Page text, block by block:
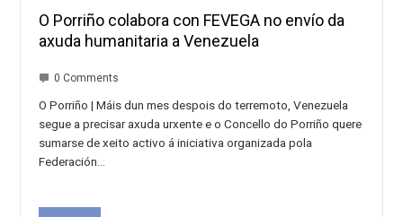
O Porriño colabora con FEVEGA no envío da
axuda humanitaria a Venezuela
0 Comments
O Porriño | Máis dun mes despois do terremoto, Venezuela
segue a precisar axuda urxente e o Concello do Porriño quere
sumarse de xeito activo á iniciativa organizada pola
Federación…